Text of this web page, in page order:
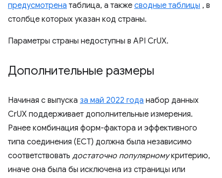
предусмотрена таблица, а также сводные таблицы , в
столбце которых указан код страны.
Параметры страны недоступны в API CrUX.
Дополнительные размеры
Начиная с выпуска за май 2022 года набор данных
CrUX поддерживает дополнительные измерения.
Ранее комбинация форм-фактора и эффективного
типа соединения (ECT) должна была независимо
соответствовать достаточно популярномукритерию,
иначе она была бы исключена из страницы или